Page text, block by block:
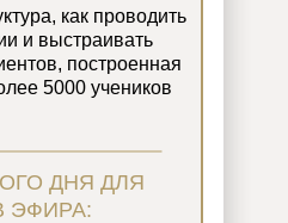
ДНЯ ДЛЯ
ЭФИРА:
как проводить
и выстраивать
построенная
5000 учеников